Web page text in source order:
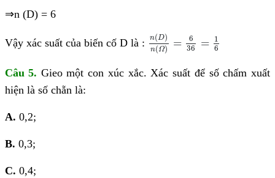
⇒n (D) = 6
Vậy xác suất của biến cố D là : n(D)
n(Ω) =
6
36
= 1
6
n(D) )= 36
Câu 5. Gieo một con xúc xắc. Xác suất để số chấm xuất
hiện là số chẵn là:
A. 0,2;
B. 0,3;
C. 0,4;